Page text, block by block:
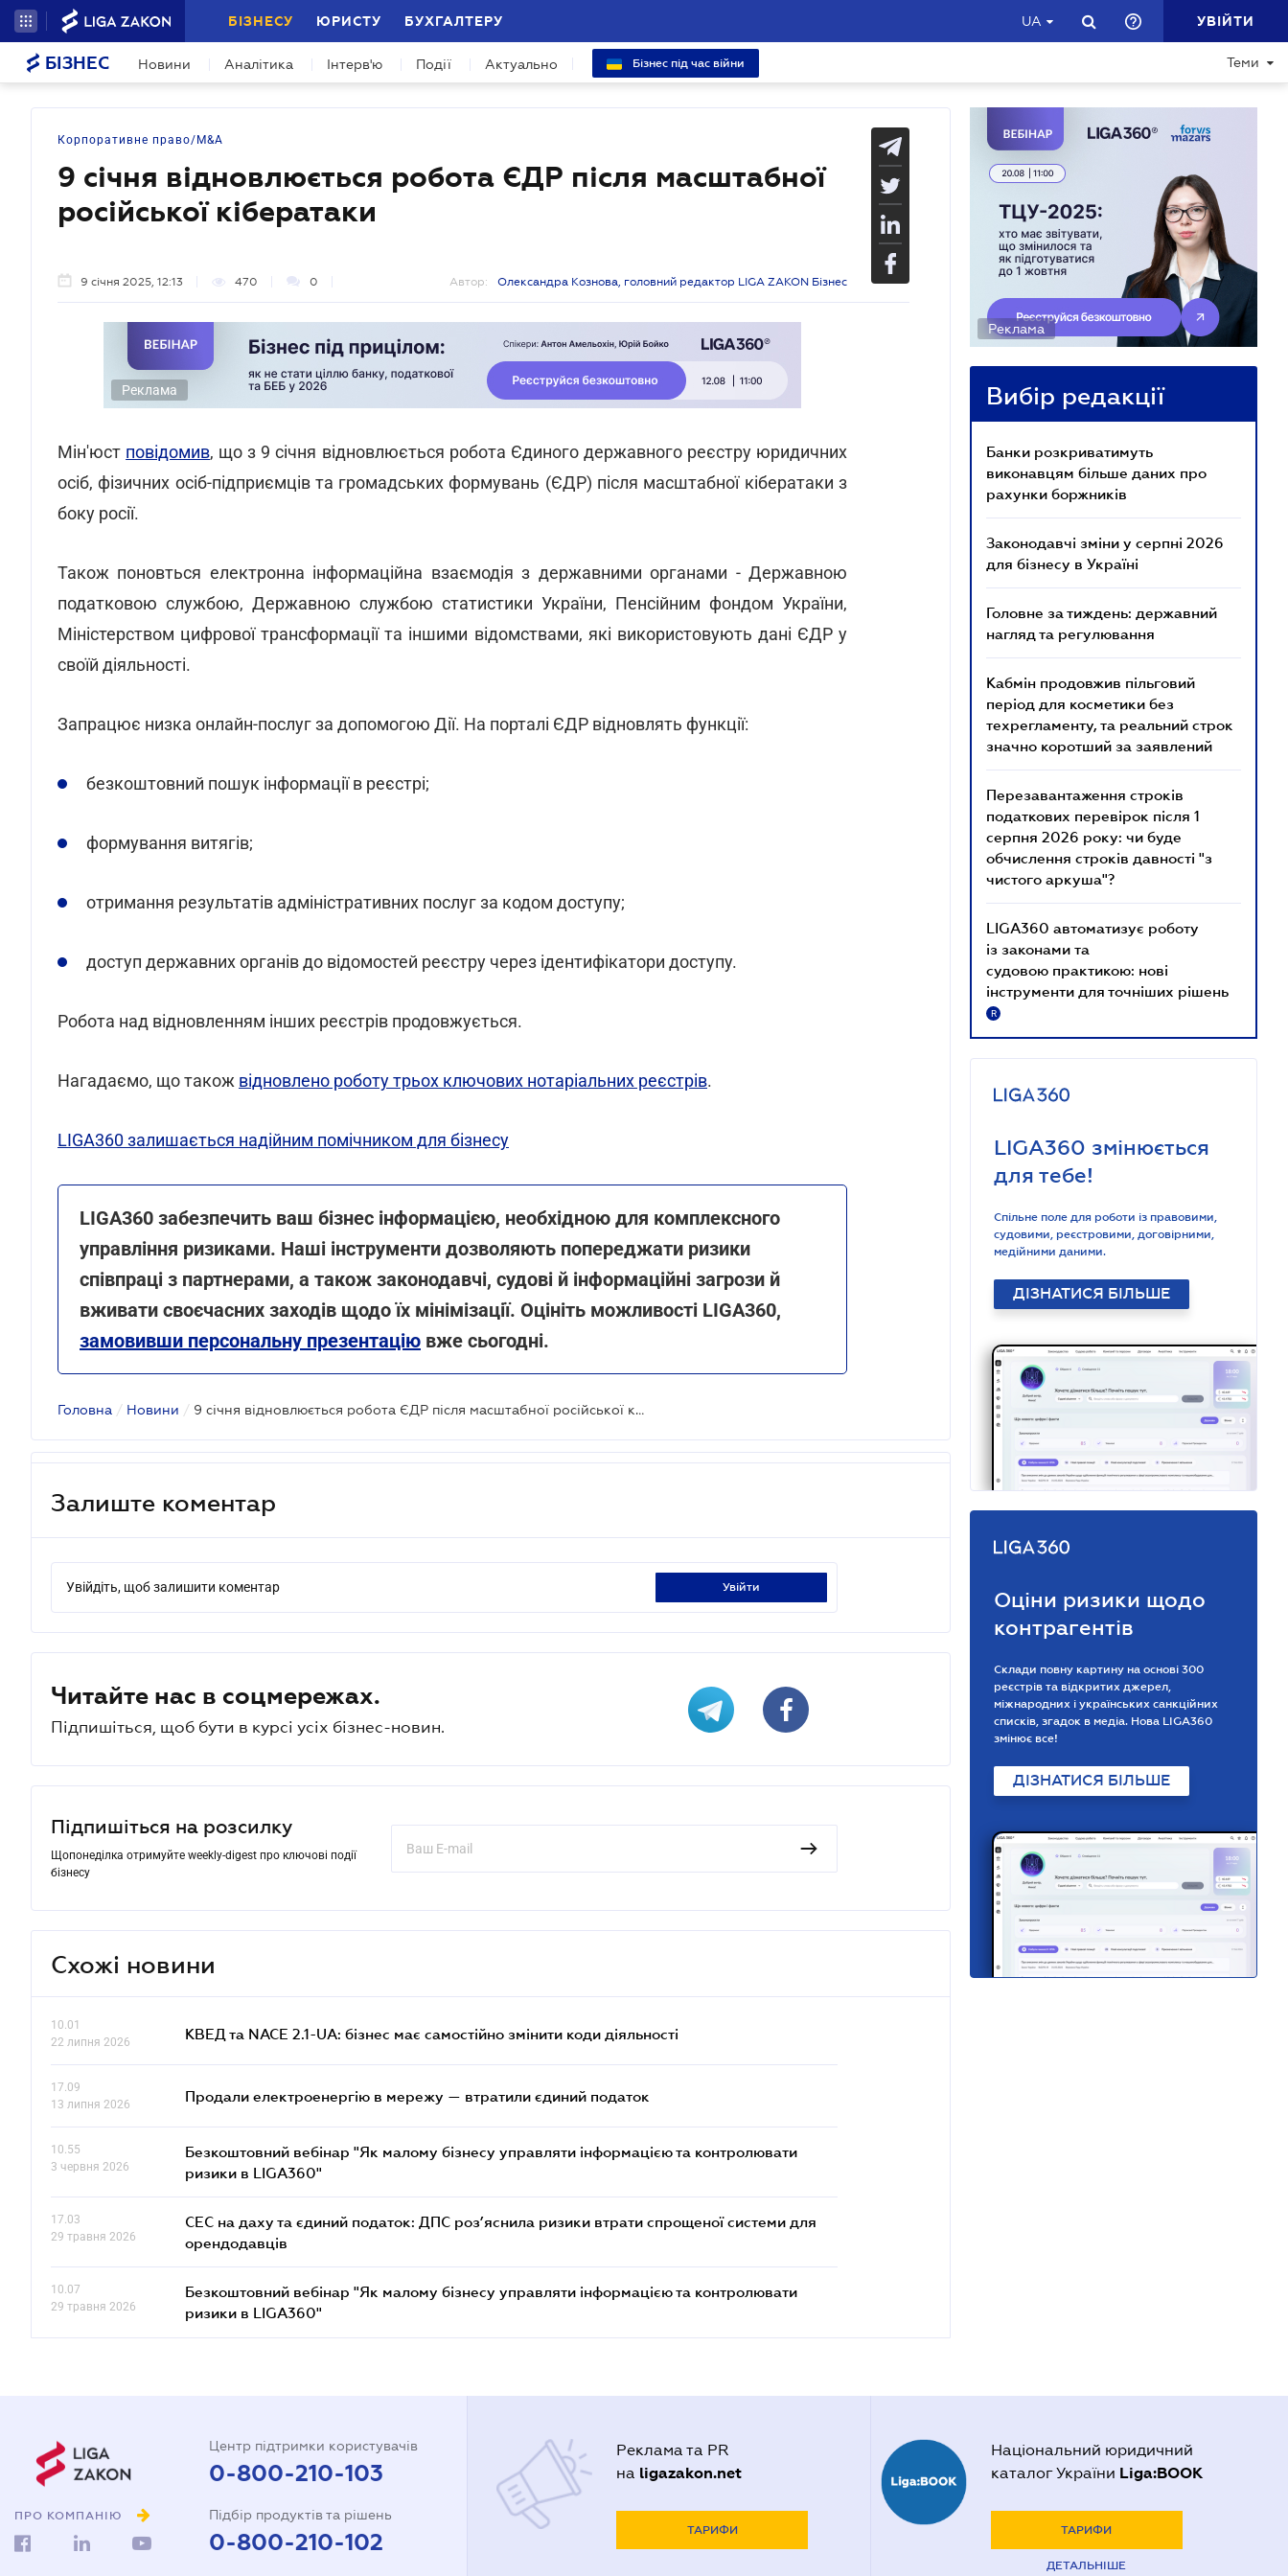
БІЗНЕСУ ЮРИСТУ БУХГАЛТЕРУ UA УВІЙТИ
БІЗНЕС Новини Аналітика Інтерв'ю Події Актуально Бізнес під час війни Теми
Корпоративне право/M&A
9 січня відновлюється робота ЄДР після масштабної
російської кібератаки
9 січня 2025, 12:13 470 0 Автор: Олександра Кознова, головний редактор LIGA ZAKON Бізнес
Реклама
Мін'юст повідомив, що з 9 січня відновлюється робота Єдиного державного реєстру юридичних
осіб, фізичних осіб-підприємців та громадських формувань (ЄДР) після масштабної кібератаки з
боку росії.
Також поновться електронна інформаційна взаємодія з державними органами - Державною
податковою службою, Державною службою статистики України, Пенсійним фондом України,
Міністерством цифрової трансформації та іншими відомствами, які використовують дані ЄДР у
своїй діяльності.
Запрацює низка онлайн-послуг за допомогою Дії. На порталі ЄДР відновлять функції:
безкоштовний пошук інформації в реєстрі;
формування витягів;
отримання результатів адміністративних послуг за кодом доступу;
доступ державних органів до відомостей реєстру через ідентифікатори доступу.
Робота над відновленням інших реєстрів продовжується.
Нагадаємо, що також відновлено роботу трьох ключових нотаріальних реєстрів.
LIGA360 залишається надійним помічником для бізнесу
LIGA360 забезпечить ваш бізнес інформацією, необхідною для комплексного
управління ризиками. Наші інструменти дозволяють попереджати ризики
співпраці з партнерами, а також законодавчі, судові й інформаційні загрози й
вживати своєчасних заходів щодо їх мінімізації. Оцініть можливості LIGA360,
замовивши персональну презентацію вже сьогодні.
Головна / Новини / 9 січня відновлюється робота ЄДР після масштабної російської кібератаки
Залиште коментар
Увійдіть, щоб залишити коментар увійти
Читайте нас в соцмережах.
Підпишіться, щоб бути в курсі усіх бізнес-новин.
Підпишіться на розсилку
Щопонеділка отримуйте weekly-digest про ключові події
бізнесу
Схожі новини
10.01
22 липня 2026
КВЕД та NACE 2.1-UA: бізнес має самостійно змінити коди діяльності
17.09
13 липня 2026
Продали електроенергію в мережу — втратили єдиний податок
10.55
3 червня 2026
Безкоштовний вебінар "Як малому бізнесу управляти інформацією та контролювати
ризики в LIGA360"
17.03
29 травня 2026
СЕС на даху та єдиний податок: ДПС роз’яснила ризики втрати спрощеної системи для
орендодавців
10.07
29 травня 2026
Безкоштовний вебінар "Як малому бізнесу управляти інформацією та контролювати
ризики в LIGA360"
Реклама
Вибір редакції
Банки розкриватимуть
виконавцям більше даних про
рахунки боржників
Законодавчі зміни у серпні 2026
для бізнесу в Україні
Головне за тиждень: державний
нагляд та регулювання
Кабмін продовжив пільговий
період для косметики без
техрегламенту, та реальний строк
значно коротший за заявлений
Перезавантаження строків
податкових перевірок після 1
серпня 2026 року: чи буде
обчислення строків давності "з
чистого аркуша"?
LIGA360 автоматизує роботу
із законами та
судовою практикою: нові
інструменти для точніших рішень
R
LIGA360 змінюється
для тебе!
Спільне поле для роботи із правовими,
судовими, реєстровими, договірними,
медійними даними.
ДІЗНАТИСЯ БІЛЬШЕ
Оціни ризики щодо
контрагентів
Склади повну картину на основі 300
реєстрів та відкритих джерел,
міжнародних і українських санкційних
списків, згадок в медіа. Нова LIGA360
змінює все!
ДІЗНАТИСЯ БІЛЬШЕ
ПРО КОМПАНІЮ
Центр підтримки користувачів
0-800-210-103
Підбір продуктів та рішень
0-800-210-102
Реклама та PR
на ligazakon.net
ТАРИФИ
Національний юридичний
каталог України Liga:BOOK
ТАРИФИ
ДЕТАЛЬНІШЕ